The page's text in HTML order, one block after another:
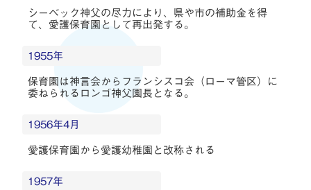
シーベック神父の尽力により、県や市の補助金を得
て、愛護保育園として再出発する。
1955年
保育園は神言会からフランシスコ会（ローマ管区）に
委ねられるロンゴ神父園長となる。
1956年4月
愛護保育園から愛護幼稚園と改称される
1957年